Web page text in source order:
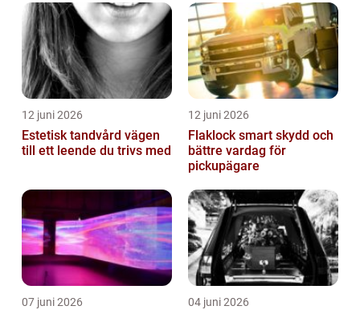
12 juni 2026
Estetisk tandvård vägen
till ett leende du trivs med
12 juni 2026
Flaklock smart skydd och
bättre vardag för
pickupägare
07 juni 2026 04 juni 2026